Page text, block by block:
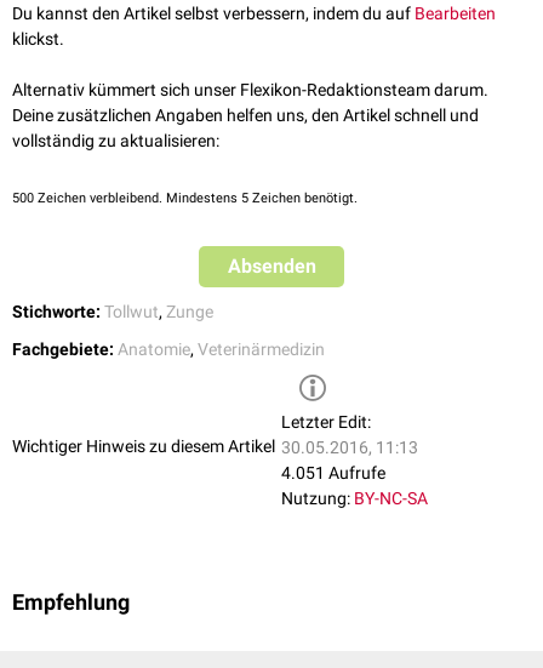
Du kannst den Artikel selbst verbessern, indem du auf Bearbeiten
klickst.
Alternativ kümmert sich unser Flexikon-Redaktionsteam darum.
Deine zusätzlichen Angaben helfen uns, den Artikel schnell und
vollständig zu aktualisieren:
500 Zeichen verbleibend. Mindestens 5 Zeichen benötigt.
Absenden
Stichworte: Tollwut, Zunge
Fachgebiete: Anatomie, Veterinärmedizin
Wichtiger Hinweis zu diesem Artikel
Letzter Edit:
30.05.2016, 11:13
4.051 Aufrufe
Nutzung: BY-NC-SA
Empfehlung